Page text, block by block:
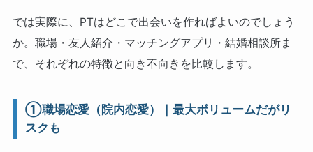
では実際に、PTはどこで出会いを作ればよいのでしょう
か。職場・友人紹介・マッチングアプリ・結婚相談所ま
で、それぞれの特徴と向き不向きを比較します。
①職場恋愛（院内恋愛）｜最大ボリュームだがリ
スクも